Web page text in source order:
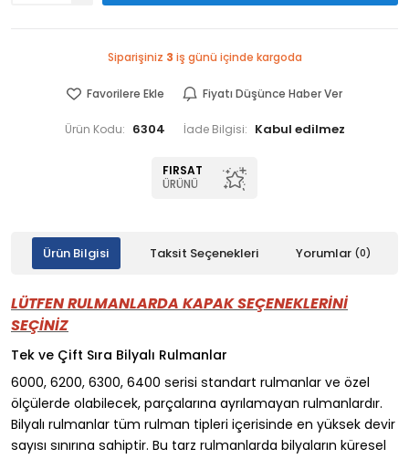
Siparişiniz 3 iş günü içinde kargoda
Favorilere Ekle Fiyatı Düşünce Haber Ver
Ürün Kodu: 6304 İade Bilgisi:
FIRSAT
ÜRÜNÜ
Ürün Bilgisi Taksit Seçenekleri Yorumlar (0)
LÜTFEN RULMANLARDA KAPAK SEÇENEKLERİNİ
SEÇİNİZ
Tek ve Çift Sıra Bilyalı Rulmanlar
6000, 6200, 6300, 6400 serisi standart rulmanlar ve özel
ölçülerde olabilecek, parçalarına ayrılamayan rulmanlardır.
Bilyalı rulmanlar tüm rulman tipleri içerisinde en yüksek devir
sayısı sınırına sahiptir. Bu tarz rulmanlarda bilyaların küresel